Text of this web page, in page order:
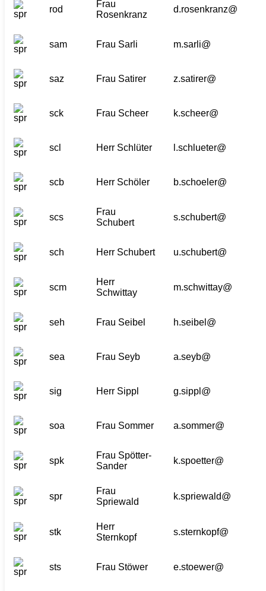
rod
Frau
Rosenkranz
d.rosenkranz@
sam Frau Sarli m.sarli@
saz Frau Satirer z.satirer@
sck Frau Scheer k.scheer@
scl Herr Schlüter l.schlueter@
scb Herr Schöler b.schoeler@
scs
Frau
Schubert
s.schubert@
sch Herr Schubert u.schubert@
scm
Herr
Schwittay
m.schwittay@
seh Frau Seibel h.seibel@
sea Frau Seyb a.seyb@
sig Herr Sippl g.sippl@
soa Frau Sommer a.sommer@
spk
Frau Spötter-
Sander
k.spoetter@
spr
Frau
Spriewald
k.spriewald@
stk
Herr
Sternkopf
s.sternkopf@
sts Frau Stöwer e.stoewer@